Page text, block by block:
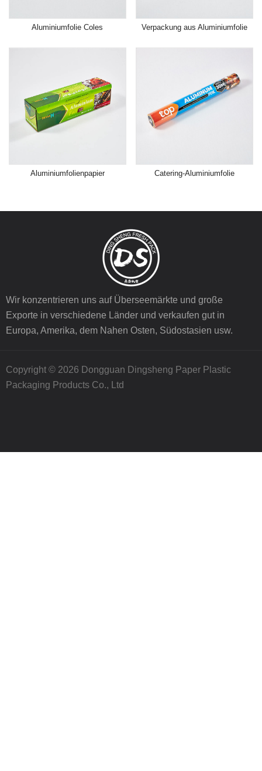
Aluminiumfolie Coles Verpackung aus Aluminiumfolie
Aluminiumfolienpapier Catering-Aluminiumfolie
Wir konzentrieren uns auf Überseemärkte und große
Exporte in verschiedene Länder und verkaufen gut in
Europa, Amerika, dem Nahen Osten, Südostasien usw.
Copyright © 2026 Dongguan Dingsheng Paper Plastic
Packaging Products Co., Ltd